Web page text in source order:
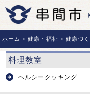
ホーム >健康・福祉 >健康づ
料理教室
ヘルシークッキング